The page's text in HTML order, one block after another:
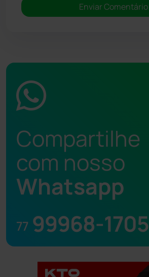
Compartilhe
com nosso
Whatsapp
77 99968-1705